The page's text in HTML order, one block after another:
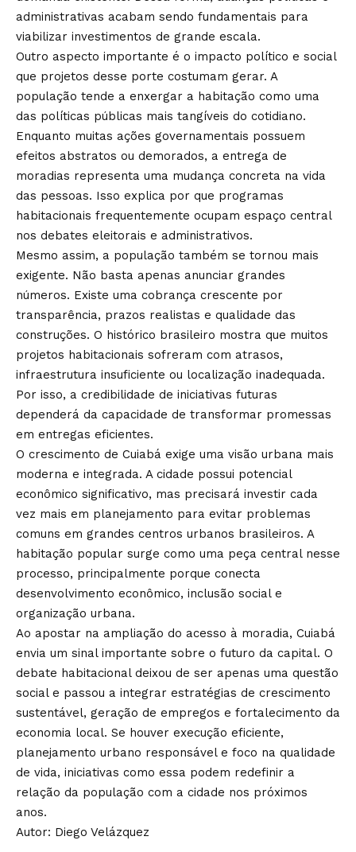
administrativas acabam sendo fundamentais para
viabilizar investimentos de grande escala.
Outro aspecto importante é o impacto político e social
que projetos desse porte costumam gerar. A
população tende a enxergar a habitação como uma
das políticas públicas mais tangíveis do cotidiano.
Enquanto muitas ações governamentais possuem
efeitos abstratos ou demorados, a entrega de
moradias representa uma mudança concreta na vida
das pessoas. Isso explica por que programas
habitacionais frequentemente ocupam espaço central
nos debates eleitorais e administrativos.
Mesmo assim, a população também se tornou mais
exigente. Não basta apenas anunciar grandes
números. Existe uma cobrança crescente por
transparência, prazos realistas e qualidade das
construções. O histórico brasileiro mostra que muitos
projetos habitacionais sofreram com atrasos,
infraestrutura insuficiente ou localização inadequada.
Por isso, a credibilidade de iniciativas futuras
dependerá da capacidade de transformar promessas
em entregas eficientes.
O crescimento de Cuiabá exige uma visão urbana mais
moderna e integrada. A cidade possui potencial
econômico significativo, mas precisará investir cada
vez mais em planejamento para evitar problemas
comuns em grandes centros urbanos brasileiros. A
habitação popular surge como uma peça central nesse
processo, principalmente porque conecta
desenvolvimento econômico, inclusão social e
organização urbana.
Ao apostar na ampliação do acesso à moradia, Cuiabá
envia um sinal importante sobre o futuro da capital. O
debate habitacional deixou de ser apenas uma questão
social e passou a integrar estratégias de crescimento
sustentável, geração de empregos e fortalecimento da
economia local. Se houver execução eficiente,
planejamento urbano responsável e foco na qualidade
de vida, iniciativas como essa podem redefinir a
relação da população com a cidade nos próximos
anos.
Autor: Diego Velázquez